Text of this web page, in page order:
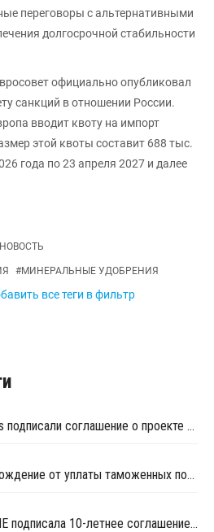
переговоры с альтернативными
долгосрочной стабильности
официально опубликовал
санкций в отношении России.
вводит квоту на импорт
этой квоты составит 688 тыс.
года по 23 апреля 2027 и далее
НОВОСТЬ
#МИНЕРАЛЬНЫЕ УДОБРЕНИЯ
все теги в фильтр
GAIL и Rashtriya Chemicals подписали соглашение о проекте по производству удобрений на основе природного газа
Индия продлевает освобождение от уплаты таможенных пошлин на импорт нефтехимии на фоне конфликта на Ближнем Востоке
Индийская компания ACME подписала 10-летнее соглашение о закупке экологически чистого аммиака с SECI